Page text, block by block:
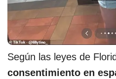
Según las leyes de
consentimiento en